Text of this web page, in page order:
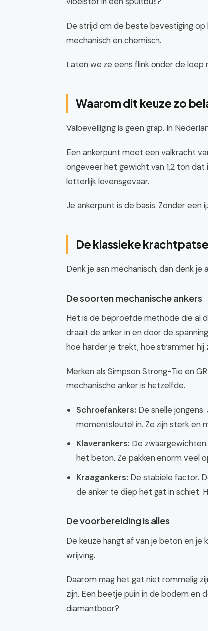
De strijd om de beste bevestiging
mechanisch en chemisch.
Laten we ze eens flink onder de loep
Waarom dit keuze zo
Valbeveiliging is geen grap. In
Een ankerpunt moet een valkracht
ongeveer het gewicht van 1,2 ton
letterlijk levensgevaar.
Je ankerpunt is de basis. Zonder een
De klassieke
Denk je aan mechanisch, dan denk
De soorten mechanische ankers
Het is de beproefde methode die al
draait de anker in en door de
hoe harder je trekt, hoe strammer hij
Merken als Simpson Strong-Tie en
mechanische anker is hetzelfde.
Schroefankers: De snelle
momentsleutel in. Ze zijn sterk en
Klaverankers: De
het beton. Ze pakken enorm veel
Kraagankers: De stabiele factor.
de anker te diep het gat in schiet.
De voorbereiding is alles
De keuze hangt af van je beton en je
wrijving.
Daarom mag het gat niet rommelig
zijn. Een beetje puin in de bodem en
diamantboor?